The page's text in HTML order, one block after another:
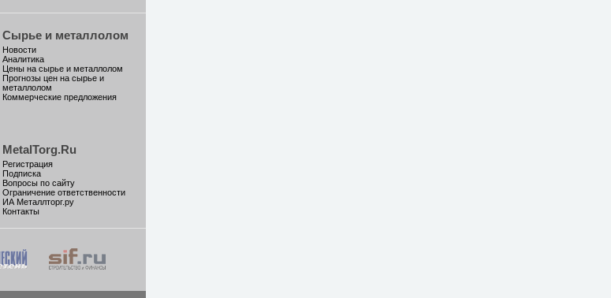
Сырье и металлолом
Новости
Аналитика
Цены на сырье и металлолом
Прогнозы цен на сырье и
металлолом
Коммерческие предложения
MetalTorg.Ru
Регистрация
Подписка
Вопросы по сайту
Ограничение ответственности
ИА Металлторг.ру
Контакты